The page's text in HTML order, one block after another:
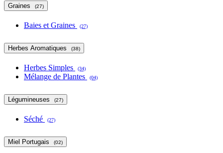
Graines (27)
Baies et Graines (27)
Herbes Aromatiques (38)
Herbes Simples (34)
Mélange de Plantes (04)
Légumineuses (27)
Séché (27)
Miel Portugais (02)